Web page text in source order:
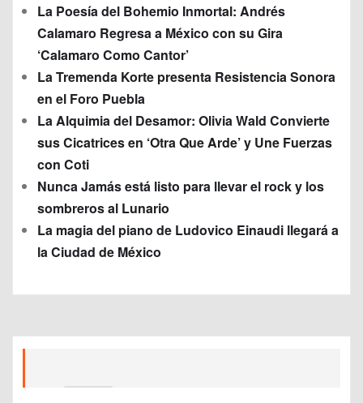
La Poesía del Bohemio Inmortal: Andrés
Calamaro Regresa a México con su Gira
‘Calamaro Como Cantor’
La Tremenda Korte presenta Resistencia Sonora
en el Foro Puebla
La Alquimia del Desamor: Olivia Wald Convierte
sus Cicatrices en ‘Otra Que Arde’ y Une Fuerzas
con Coti
Nunca Jamás está listo para llevar el rock y los
sombreros al Lunario
La magia del piano de Ludovico Einaudi llegará a
la Ciudad de México